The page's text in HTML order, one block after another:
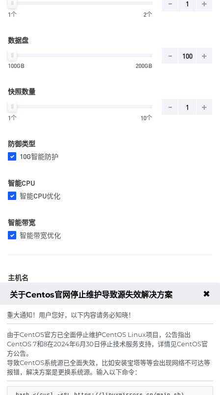
1个 2个
数据盘
100GB 200GB
- +
快照数量
1个 10个
- +
防御类型
10G智能防护
智能CPU
智能CPU优化
智能带宽
智能带宽优化
主机名
主机密码
随机生成
周期
月
季 半年 年
8.3折
两年
关于Centos官网停止维护导致源失效解决方案 ✖
重大通知！用户您好，以下内容请务必知晓！
由于CentOS官方已全面停止维护CentOS Linux项目，公告指出
CentOS 7和8在2024年6月30日停止技术服务支持，详情见CentOS官
方公告。
导致CentOS系统源已全面失效，比如安装宝塔等等会出现网络不可达等
报错，解决方案是更换系统源。输入以下命令：